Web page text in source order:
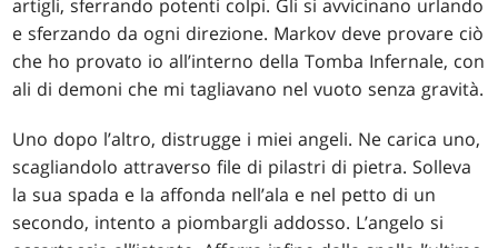
artigli, sferrando potenti colpi. Gli si avvicinano urlando
e sferzando da ogni direzione. Markov deve provare ciò
che ho provato io all’interno della Tomba Infernale, con
ali di demoni che mi tagliavano nel vuoto senza gravità.
Uno dopo l’altro, distrugge i miei angeli. Ne carica uno,
scagliandolo attraverso file di pilastri di pietra. Solleva
la sua spada e la affonda nell’ala e nel petto di un
secondo, intento a piombargli addosso. L’angelo si